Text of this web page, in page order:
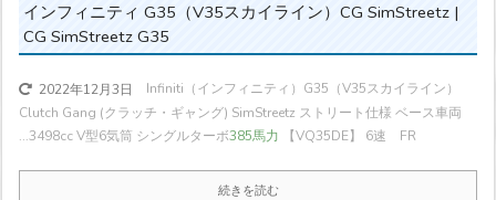
インフィニティ G35（V35スカイライン）CG SimStreetz |
CG SimStreetz G35
2022年12月3日
Infiniti（インフィニティ）G35（V35スカイライン）
Clutch Gang (クラッチ・ギャング) SimStreetz ストリート仕様 ベース車両
...3498cc V型6気筒 シングルターボ385馬力 【VQ35DE】 6速 FR
続きを読む